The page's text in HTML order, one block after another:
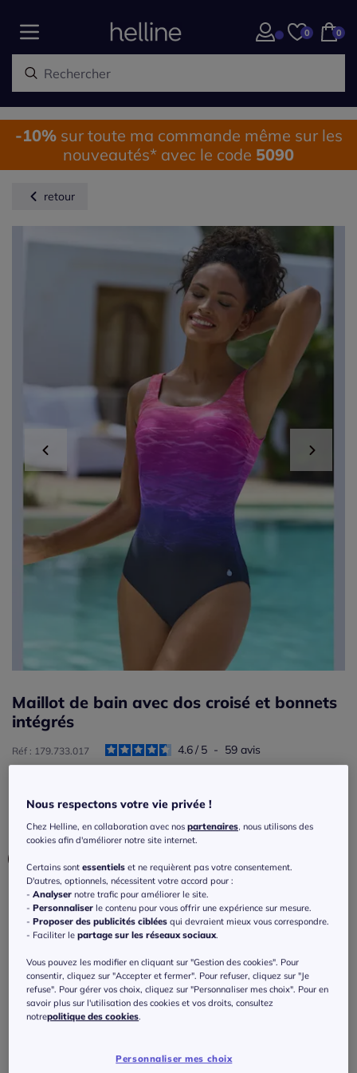
0 0
-10%sur toute ma commande même sur les
nouveautés* avec le code 5090
retour
Maillot de bain avec dos croisé et bonnets
intégrés
Réf : 179.733.017 4.6/ 5 - 59 avis
Couleur :fuchsia imprimé
Choisir une couleur :
Bonnet :
C
Nous respectons votre vie privée !
Chez Helline, en collaboration avec nospartenaires, nous utilisons des
cookies afin d'améliorer notre site internet.
Certains sontessentiels et ne requièrent pas votre consentement.
D'autres, optionnels, nécessitent votre accord pour :
-Analyser notre trafic pour améliorer le site.
-Personnaliser le contenu pour vous offrir une expérience sur mesure.
-Proposer des publicités ciblées qui devraient mieux vous correspondre.
- Faciliter lepartage sur les réseaux sociaux.
Vous pouvez les modifier en cliquant sur "Gestion des cookies". Pour
consentir, cliquez sur "Accepter et fermer". Pour refuser, cliquez sur "Je
refuse". Pour gérer vos choix, cliquez sur "Personnaliser mes choix". Pour en
savoir plus sur l'utilisation des cookies et vos droits, consultez
notrepolitique des cookies.
Personnaliser mes choix